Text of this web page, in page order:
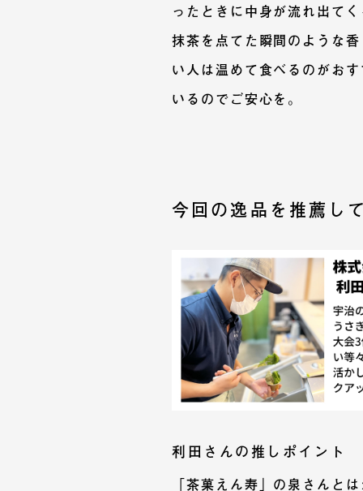
ったときに中身が流れ出て
抹茶を点てた瞬間のような
い人は温めて食べるのがお
いるのでご安心を。
今回の逸品を推薦し
利田さんの推しポイント
「茶菓えん寿」の泉さんと